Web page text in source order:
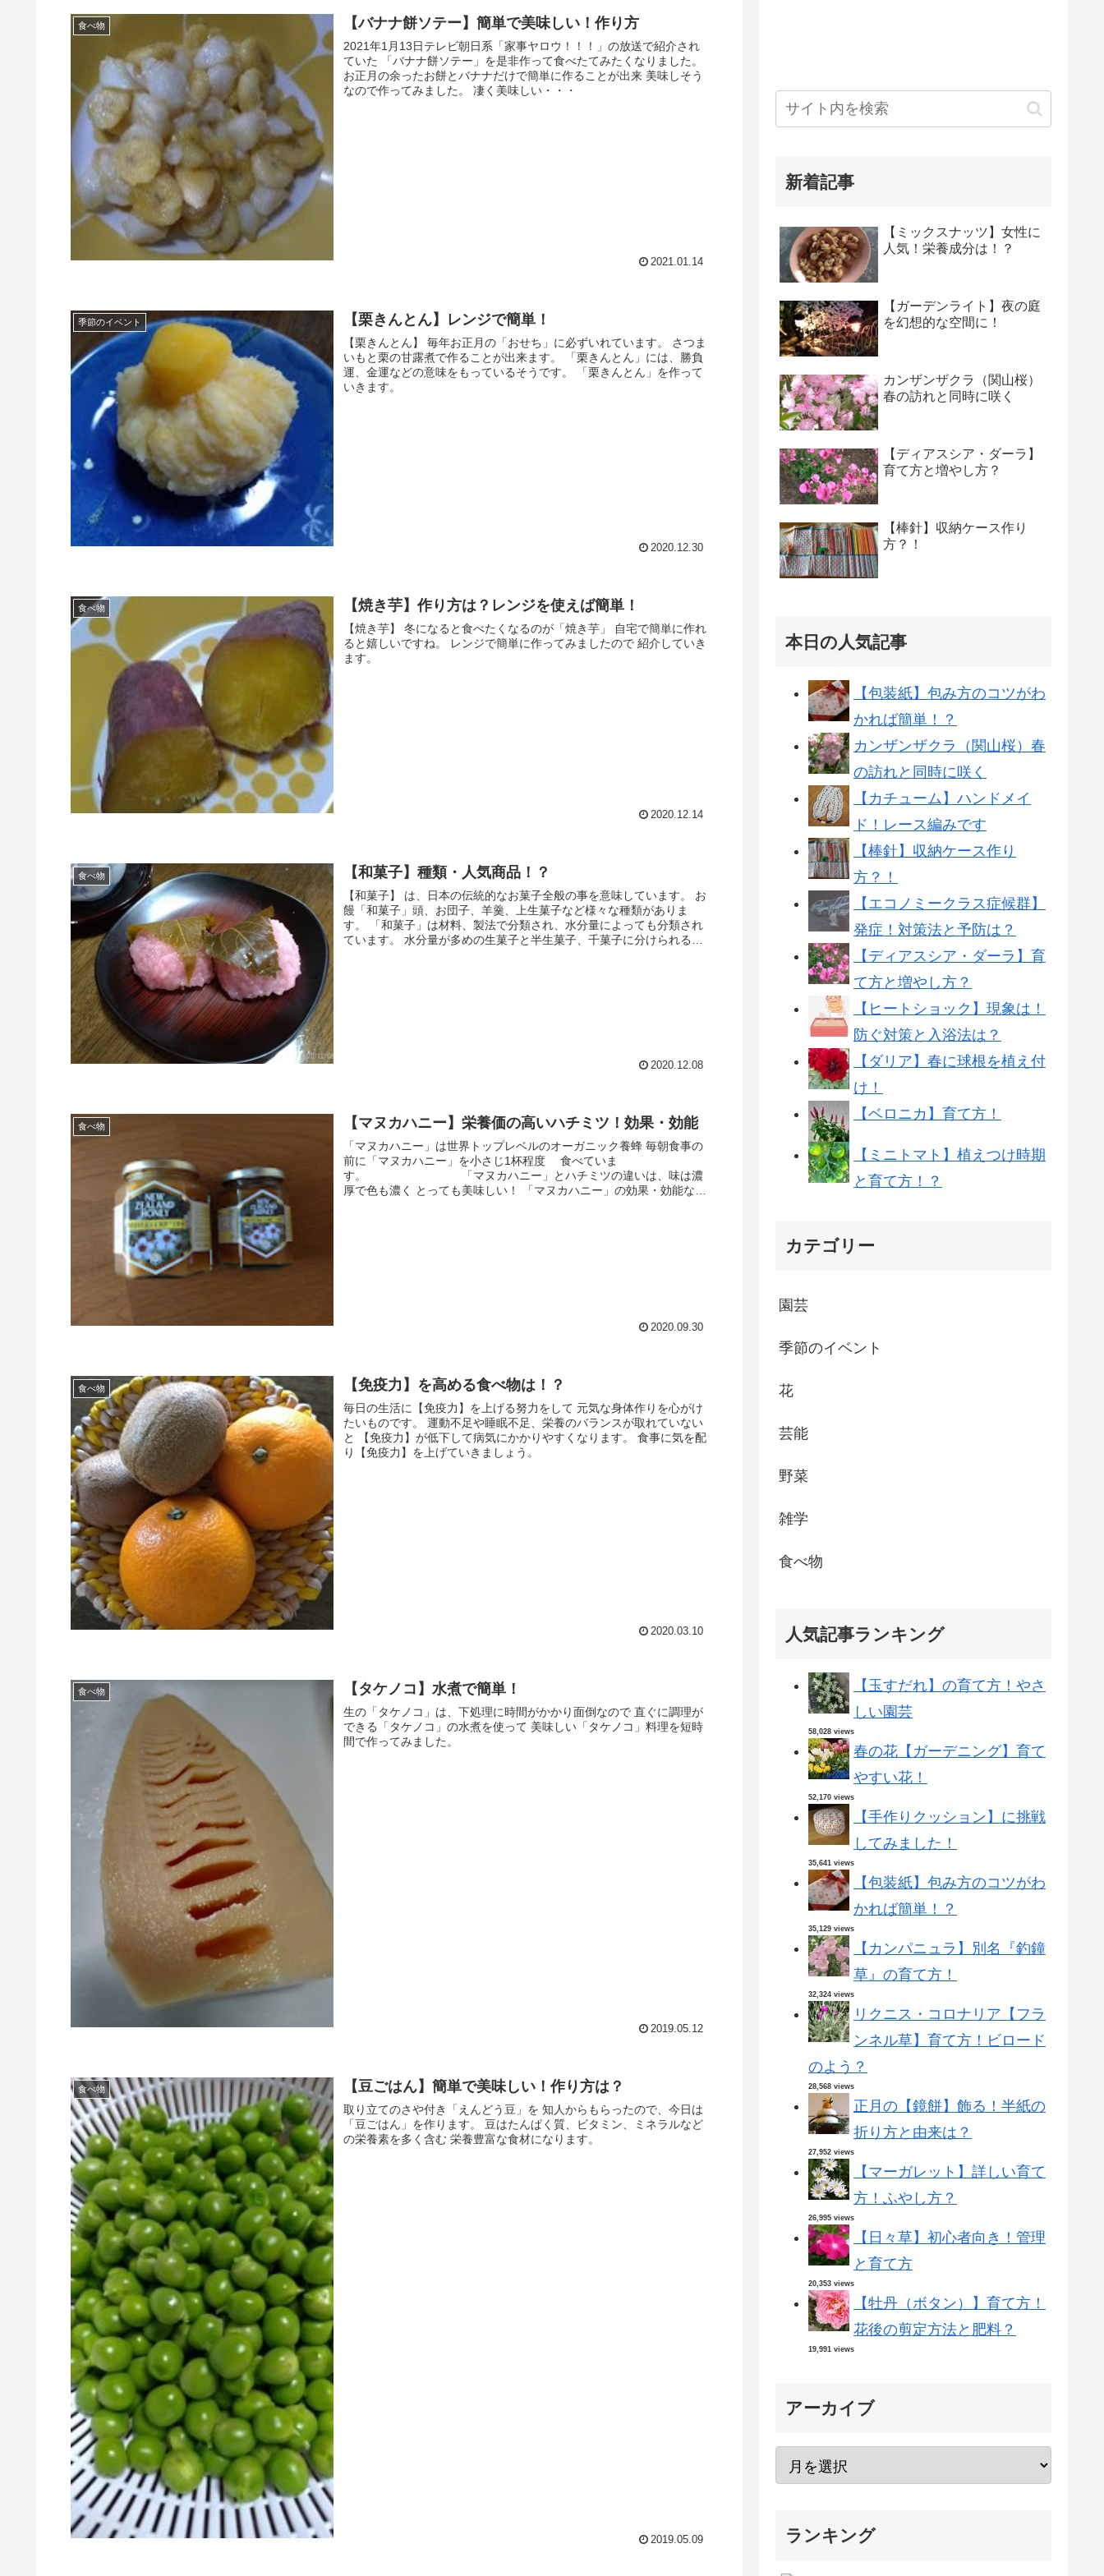
食べ物 【バナナ餅ソテー】簡単で美味しい！作り方
2021年1月13日テレビ朝日系「家事ヤロウ！！！」の放送で紹介され
ていた 「バナナ餅ソテー」を是非作って食べたてみたくなりました。
お正月の余ったお餅とバナナだけで簡単に作ることが出来 美味しそう
なので作ってみました。 凄く美味しい・・・
2021.01.14
季節のイベント 【栗きんとん】レンジで簡単！
【栗きんとん】 毎年お正月の「おせち」に必ずいれています。 さつま
いもと栗の甘露煮で作ることが出来ます。 「栗きんとん」には、勝負
運、金運などの意味をもっているそうです。 「栗きんとん」を作って
いきます。
2020.12.30
食べ物 【焼き芋】作り方は？レンジを使えば簡単！
【焼き芋】 冬になると食べたくなるのが「焼き芋」 自宅で簡単に作れ
ると嬉しいですね。 レンジで簡単に作ってみましたので 紹介していき
ます。
2020.12.14
食べ物 【和菓子】種類・人気商品！？
【和菓子】 は、日本の伝統的なお菓子全般の事を意味しています。 お
饅「和菓子」頭、お団子、羊羹、上生菓子など様々な種類がありま
す。 「和菓子」は材料、製法で分類され、水分量によっても分類され
ています。 水分量が多めの生菓子と半生菓子、千菓子に分けられるそ
2020.12.08
食べ物 【マヌカハニー】栄養価の高いハチミツ！効果・効能
「マヌカハニー」は世界トップレベルのオーガニック養蜂 毎朝食事の
前に「マヌカハニー」を小さじ1杯程度 食べていま
す。 「マヌカハニー」とハチミツの違いは、味は濃
厚で色も濃く とっても美味しい！ 「マヌカハニー」の効果・効能など
2020.09.30
食べ物 【免疫力】を高める食べ物は！？
毎日の生活に【免疫力】を上げる努力をして 元気な身体作りを心がけ
たいものです。 運動不足や睡眠不足、栄養のバランスが取れていない
と 【免疫力】が低下して病気にかかりやすくなります。 食事に気を配
り【免疫力】を上げていきましょう。
2020.03.10
食べ物 【タケノコ】水煮で簡単！
生の「タケノコ」は、下処理に時間がかかり面倒なので 直ぐに調理が
できる「タケノコ」の水煮を使って 美味しい「タケノコ」料理を短時
間で作ってみました。
2019.05.12
食べ物 【豆ごはん】簡単で美味しい！作り方は？
取り立てのさや付き「えんどう豆」を 知人からもらったので、今日は
「豆ごはん」を作ります。 豆はたんぱく質、ビタミン、ミネラルなど
の栄養素を多く含む 栄養豊富な食材になります。
2019.05.09
新着記事
【ミックスナッツ】女性に
人気！栄養成分は！？
【ガーデンライト】夜の庭
を幻想的な空間に！
カンザンザクラ（関山桜）
春の訪れと同時に咲く
【ディアスシア・ダーラ】
育て方と増やし方？
【棒針】収納ケース作り
方？！
本日の人気記事
【包装紙】包み方のコツがわ
かれば簡単！？
カンザンザクラ（関山桜）春
の訪れと同時に咲く
【カチューム】ハンドメイ
ド！レース編みです
【棒針】収納ケース作り
方？！
【エコノミークラス症候群】
発症！対策法と予防は？
【ディアスシア・ダーラ】育
て方と増やし方？
【ヒートショック】現象は！
防ぐ対策と入浴法は？
【ダリア】春に球根を植え付
け！
【ベロニカ】育て方！
【ミニトマト】植えつけ時期
と育て方！？
カテゴリー
園芸
季節のイベント
花
芸能
野菜
雑学
食べ物
人気記事ランキング
【玉すだれ】の育て方！やさ
しい園芸
58,028 views
春の花【ガーデニング】育て
やすい花！
52,170 views
【手作りクッション】に挑戦
してみました！
35,641 views
【包装紙】包み方のコツがわ
かれば簡単！？
35,129 views
【カンパニュラ】別名『釣鐘
草』の育て方！
32,324 views
リクニス・コロナリア【フラ
ンネル草】育て方！ビロード
のよう？
28,568 views
正月の【鏡餅】飾る！半紙の
折り方と由来は？
27,952 views
【マーガレット】詳しい育て
方！ふやし方？
26,995 views
【日々草】初心者向き！管理
と育て方
20,353 views
【牡丹（ボタン）】育て方！
花後の剪定方法と肥料？
19,991 views
アーカイブ
ランキング